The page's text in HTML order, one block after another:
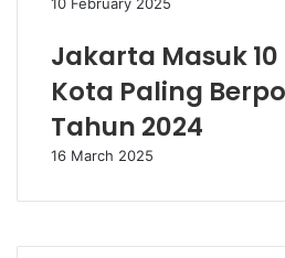
Jakarta Masuk 10
Kota Paling
Tahun 2024
16 March 2025